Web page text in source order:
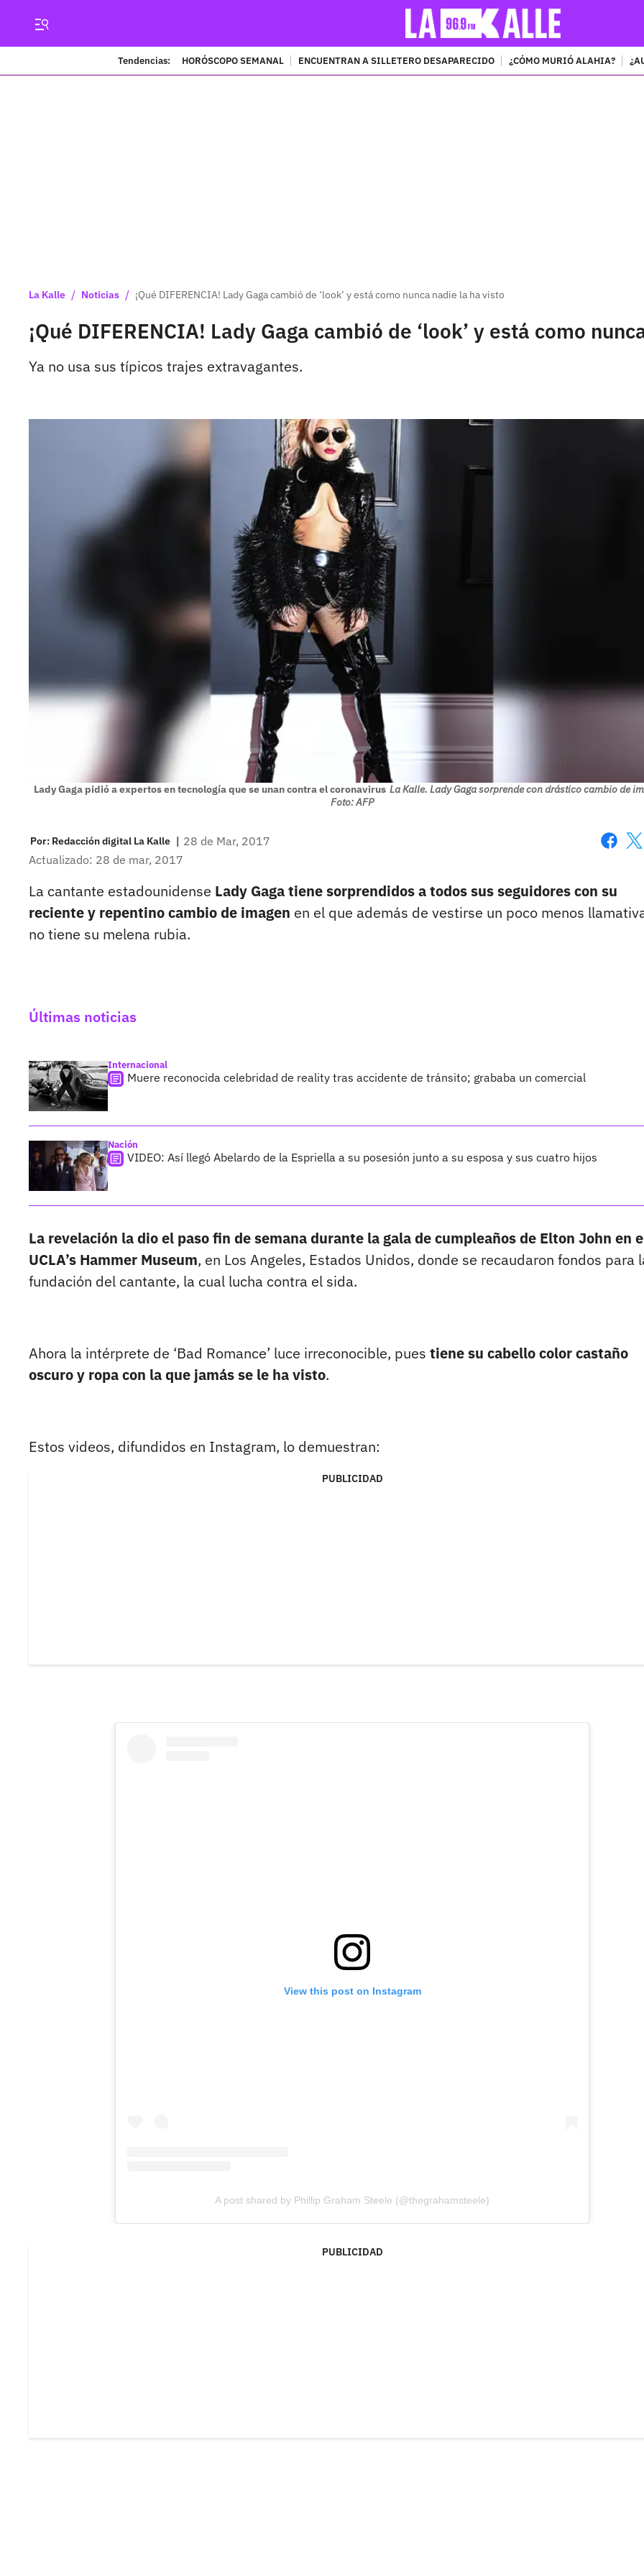
Tendencias: HORÓSCOPO SEMANAL ENCUENTRAN A SILLETERO DESAPARECIDO ¿CÓMO MURIÓ ALAHIA?
La Kalle / Noticias / ¡Qué DIFERENCIA! Lady Gaga cambió de ‘look’ y está como nunca nadie la ha visto
¡Qué DIFERENCIA! Lady Gaga cambió de ‘look’ y está como
Ya no usa sus típicos trajes extravagantes.
Lady Gaga pidió a expertos en tecnología que se unan contra el coronavirus La Kalle. Lady Gaga sorprende con drástico cambio de
Foto: AFP
Por: Redacción digital La Kalle | 28 de Mar, 2017
Actualizado: 28 de mar, 2017
La cantante estadounidense Lady Gaga tiene sorprendidos a todos sus seguidores con su
reciente y repentino cambio de imagen en el que además de vestirse un poco menos
no tiene su melena rubia.
Últimas noticias
Internacional
Muere reconocida celebridad de reality tras accidente de tránsito; grababa un comercial
Nación
VIDEO: Así llegó Abelardo de la Espriella a su posesión junto a su esposa y sus cuatro hijos
La revelación la dio el paso fin de semana durante la gala de cumpleaños de Elton John en
UCLA’s Hammer Museum, en Los Angeles, Estados Unidos, donde se recaudaron fondos para
fundación del cantante, la cual lucha contra el sida.
Ahora la intérprete de ‘Bad Romance’ luce irreconocible, pues tiene su cabello color castaño
oscuro y ropa con la que jamás se le ha visto.
Estos videos, difundidos en Instagram, lo demuestran:
PUBLICIDAD
View this post on Instagram
A post shared by Phillip Graham Steele (@thegrahamsteele)
PUBLICIDAD